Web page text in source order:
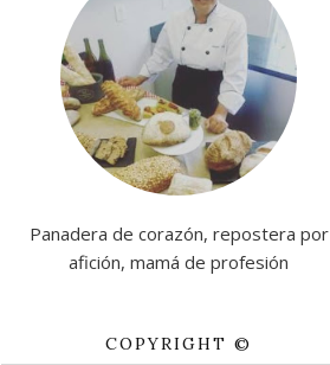
Panadera de corazón, repostera por
afición, mamá de profesión
COPYRIGHT ©